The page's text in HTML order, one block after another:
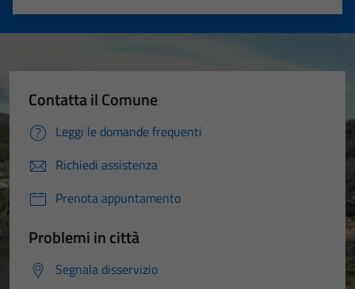
Valuta 5 stelle su 5
Valuta 4 stelle su 5
Valuta 3 stelle su 5
Valuta 2 stelle su 5
Valuta 1 stelle su 5
Contatta il Comune
Leggi le domande frequenti
Richiedi assistenza
Prenota appuntamento
Problemi in città
Segnala disservizio